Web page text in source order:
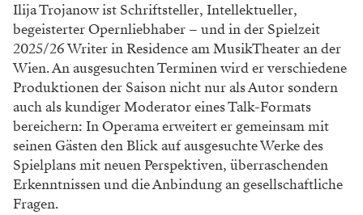
Ilija Trojanow ist Schriftsteller, Intellektueller,
begeisterter Opernliebhaber – und in der Spielzeit
2025/26 Writer in Residence am MusikTheater an der
Wien. An ausgesuchten Terminen wird er verschiedene
Produktionen der Saison nicht nur als Autor sondern
auch als kundiger Moderator eines Talk-Formats
bereichern: In Operama erweitert er gemeinsam mit
seinen Gästen den Blick auf ausgesuchte Werke des
Spielplans mit neuen Perspektiven, überraschenden
Erkenntnissen und die Anbindung an gesellschaftliche
Fragen.